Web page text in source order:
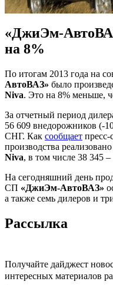
«ДжиЭм-
на 8%
По итогам 2013 года на
АвтоВАЗ» было
Niva. Это на 8% меньше,
За отчетный период
56 609 внедорожников (-
СНГ. Как сообщает пресс-
производства
Niva, в том числе 38 345
На сегодняшний день
СП «ДжиЭм-АвтоВАЗ»
а также семь дилеров и
Рассылка
Получайте дайджест
интересных материалов